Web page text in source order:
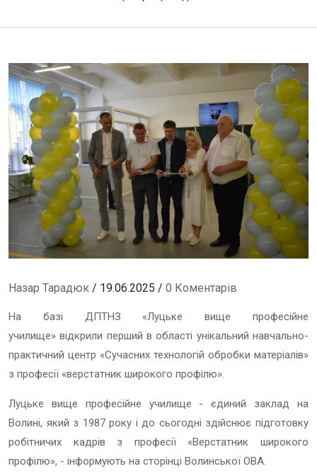
Назар Тарадюк / 19.06.2025 / 0 Коментарів
На базі ДПТНЗ «Луцьке вище професійне
училище» відкрили перший в області унікальний навчально-
практичний центр «Сучасних технологій обробки матеріалів»
з професії «верстатник широкого профілю».
Луцьке вище професійне училище - єдиний заклад на
Волині, який з 1987 року і до сьогодні здійснює підготовку
робітничих кадрів з професії «Верстатник широкого
профілю», - інформують на сторінці Волинської ОВА.